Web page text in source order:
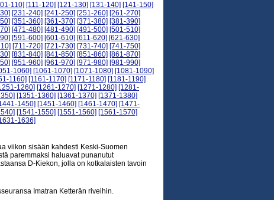
110] [111-120] [121-130] [131-140] [141-150]
[231-240] [241-250] [251-260] [261-270]
[351-360] [361-370] [371-380] [381-390]
[471-480] [481-490] [491-500] [501-510]
[591-600] [601-610] [611-620] [621-630]
[711-720] [721-730] [731-740] [741-750]
[831-840] [841-850] [851-860] [861-870]
[951-960] [961-970] [971-980] [981-990]
1060] [1061-1070] [1071-1080] [1081-1090]
1160] [1161-1170] [1171-1180] [1181-1190]
1260] [1261-1270] [1271-1280] [1281-
[1351-1360] [1361-1370] [1371-1380]
1450] [1451-1460] [1461-1470] [1471-
[1541-1550] [1551-1560] [1561-1570]
1636]
viikon sisään kahdesti Keski-Suomen
paremmaksi haluavat punanutut
D-Kiekon, jolla on kotkalaisten tavoin
Imatran Ketterän riveihin.